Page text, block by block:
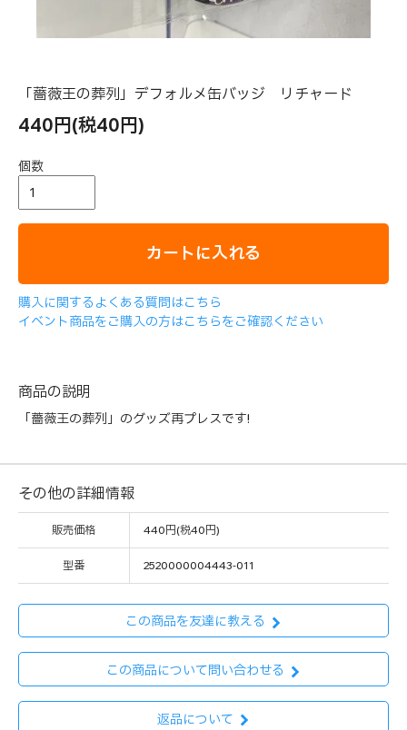
「薔薇王の葬列」デフォルメ缶バッジ リチャード
440円(税40円)
個数
カートに入れる
購入に関するよくある質問はこちら
イベント商品をご購入の方はこちらをご確認ください
商品の説明
「薔薇王の葬列」のグッズ再プレスです!
その他の詳細情報
販売価格 440円(税40円)
型番 2520000004443-011
この商品を友達に教える
この商品について問い合わせる
返品について